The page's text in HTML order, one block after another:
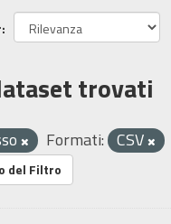
trovati
Formati: CSV
del Filtro